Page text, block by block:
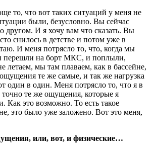
то, что вот таких ситуаций у меня не
были, безусловно. Вы сейчас
другом. И я хочу вам что сказать. Вы
снилось в детстве и потом уже в
И меня потрясло то, что, когда мы
перешли на борт МКС, и поплыли,
летаем, мы там плаваем, как в бассейне,
те же самые, и так же нагрузка
один в один. Меня потрясло то, что я в
точно те же ощущения, которые я
Как это возможно. То есть такое
это было уже заложено. Вот это меня,
или, вот, и физические…